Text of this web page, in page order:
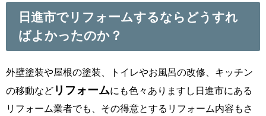
日進市でリフォームするならどうすれ
ばよかったのか？
外壁塗装や屋根の塗装、トイレやお風呂の改修、キッチン
の移動など リフォームにも色々ありますし日進市にある
リフォーム業者でも、その得意とするリフォーム内容もさ